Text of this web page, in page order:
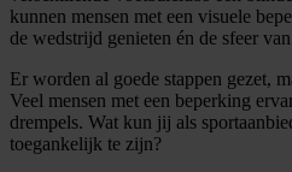
kunnen mensen met een visuele
de wedstrijd genieten én de sfeer
Er worden al goede stappen gezet,
Veel mensen met een beperking
drempels. Wat kun jij als
toegankelijk te zijn?